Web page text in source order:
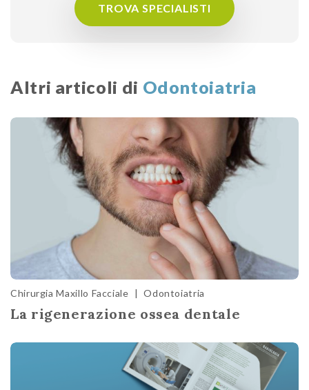
TROVA SPECIALISTI
Altri articoli di Odontoiatria
Chirurgia Maxillo Facciale | Odontoiatria
La rigenerazione ossea dentale